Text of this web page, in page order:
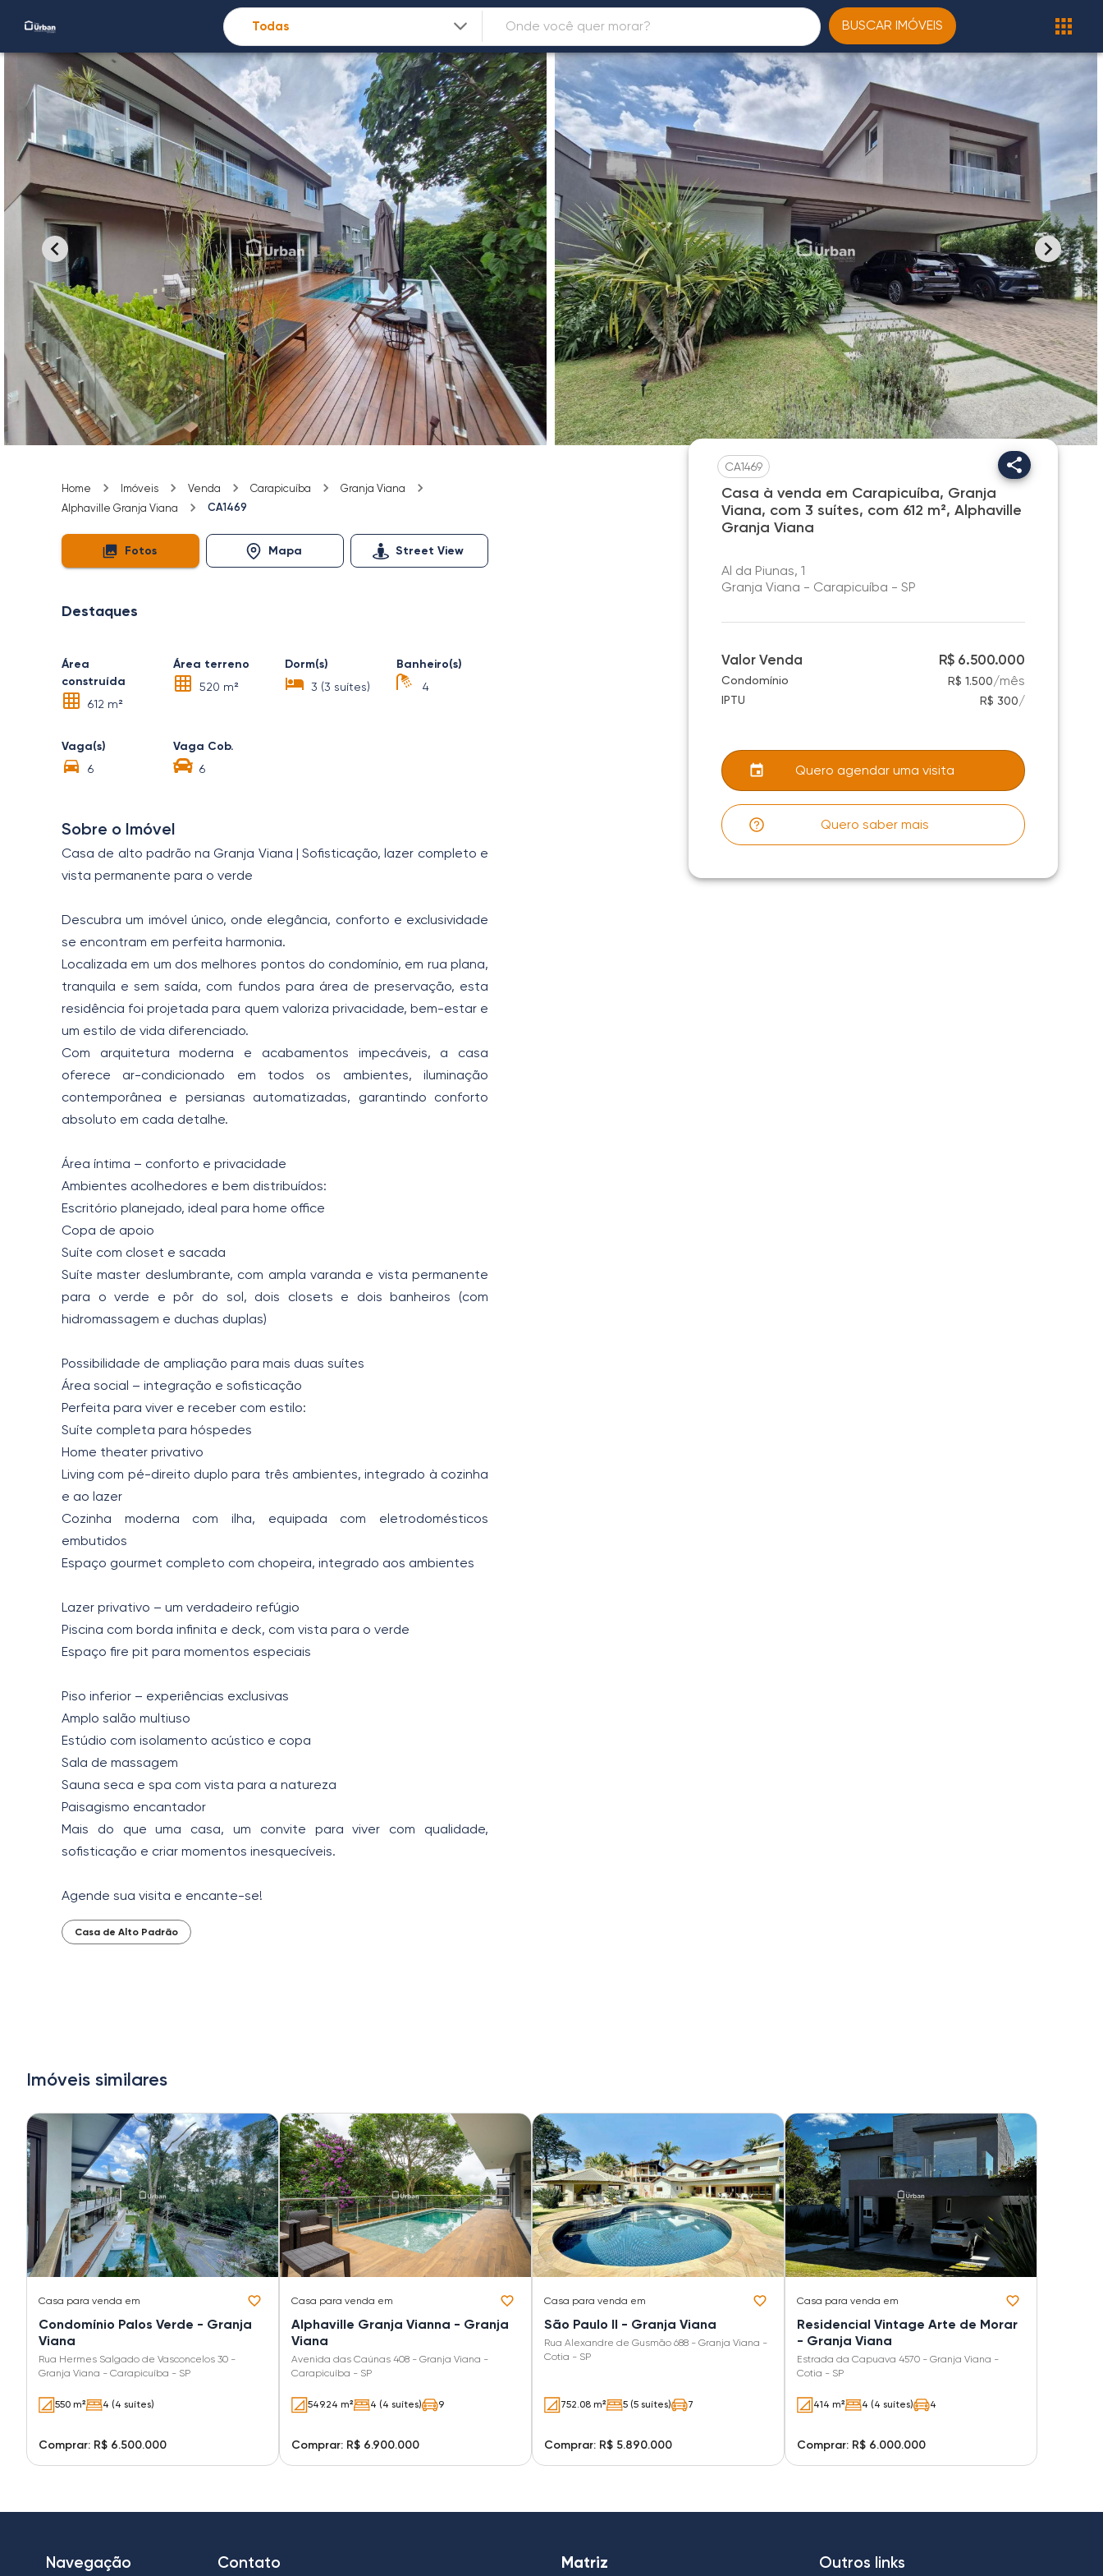
BUSCAR IMÓVEIS
Home Imóveis Venda Carapicuíba
Granja Viana
Alphaville Granja Viana
CA1469
Fotos Mapa Street View
Destaques
Área
construída
612 m²
Área terreno
520 m²
Dorm(s)
3 (3 suítes)
Banheiro(s)
4
Vaga(s)
6
Vaga Cob.
6
Sobre o Imóvel
Casa de alto padrão na Granja Viana | Sofisticação, lazer completo e
vista permanente para o verde
Descubra um imóvel único, onde elegância, conforto e exclusividade
se encontram em perfeita harmonia.
Localizada em um dos melhores pontos do condomínio, em rua plana,
tranquila e sem saída, com fundos para área de preservação, esta
residência foi projetada para quem valoriza privacidade, bem-estar e
um estilo de vida diferenciado.
Com arquitetura moderna e acabamentos impecáveis, a casa
oferece ar-condicionado em todos os ambientes, iluminação
contemporânea e persianas automatizadas, garantindo conforto
absoluto em cada detalhe.
Área íntima – conforto e privacidade
Ambientes acolhedores e bem distribuídos:
Escritório planejado, ideal para home office
Copa de apoio
Suíte com closet e sacada
Suíte master deslumbrante, com ampla varanda e vista permanente
para o verde e pôr do sol, dois closets e dois banheiros (com
hidromassagem e duchas duplas)
Possibilidade de ampliação para mais duas suítes
Área social – integração e sofisticação
Perfeita para viver e receber com estilo:
Suíte completa para hóspedes
Home theater privativo
Living com pé-direito duplo para três ambientes, integrado à cozinha
e ao lazer
Cozinha moderna com ilha, equipada com eletrodomésticos
embutidos
Espaço gourmet completo com chopeira, integrado aos ambientes
Lazer privativo – um verdadeiro refúgio
Piscina com borda infinita e deck, com vista para o verde
Espaço fire pit para momentos especiais
Piso inferior – experiências exclusivas
Amplo salão multiuso
Estúdio com isolamento acústico e copa
Sala de massagem
Sauna seca e spa com vista para a natureza
Paisagismo encantador
Mais do que uma casa, um convite para viver com qualidade,
sofisticação e criar momentos inesquecíveis.
Agende sua visita e encante-se!
Casa de Alto Padrão
CA1469
Casa à venda em Carapicuíba, Granja
Viana, com 3 suítes, com 612 m², Alphaville
Granja Viana
Al da Piunas, 1
Granja Viana - Carapicuíba - SP
Valor Venda R$ 6.500.000
Condomínio R$ 1.500/mês
IPTU R$ 300/
Quero agendar uma visita
Quero saber mais
Imóveis similares
Casa para venda em
Condomínio Palos Verde - Granja
Viana
Rua Hermes Salgado de Vasconcelos 30 -
Granja Viana - Carapicuíba - SP
550 m² 4 (4 suítes)
Comprar: R$ 6.500.000
Casa para venda em
Alphaville Granja Vianna - Granja
Viana
Avenida das Caúnas 408 - Granja Viana -
Carapicuíba - SP
549.24 m² 4 (4 suítes) 9
Comprar: R$ 6.900.000
Casa para venda em
São Paulo II - Granja Viana
Rua Alexandre de Gusmão 688 - Granja Viana -
Cotia - SP
752.08 m² 5 (5 suítes) 7
Comprar: R$ 5.890.000
Casa para venda em
Residencial Vintage Arte de Morar
- Granja Viana
Estrada da Capuava 4570 - Granja Viana -
Cotia - SP
414 m² 4 (4 suítes) 4
Comprar: R$ 6.000.000
Navegação Contato Matriz Outros links